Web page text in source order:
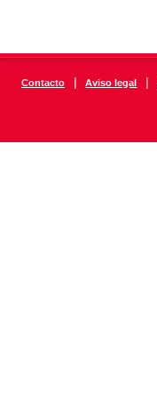
Contacto | Aviso legal |